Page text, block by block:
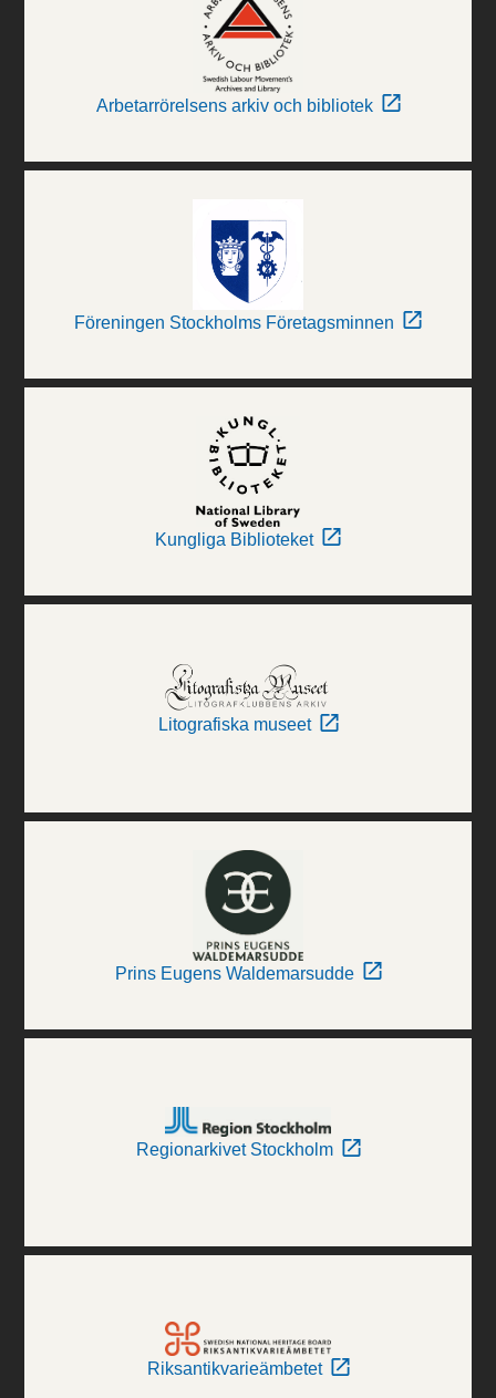
Arbetarrörelsens arkiv och bibliotek
Föreningen Stockholms Företagsminnen
Kungliga Biblioteket
Litografiska museet
Prins Eugens Waldemarsudde
Regionarkivet Stockholm
Riksantikvarieämbetet